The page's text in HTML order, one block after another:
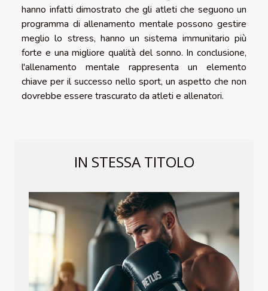
hanno infatti dimostrato che gli atleti che seguono un
programma di allenamento mentale possono gestire
meglio lo stress, hanno un sistema immunitario più
forte e una migliore qualità del sonno. In conclusione,
l'allenamento mentale rappresenta un elemento
chiave per il successo nello sport, un aspetto che non
dovrebbe essere trascurato da atleti e allenatori.
IN STESSA TITOLO